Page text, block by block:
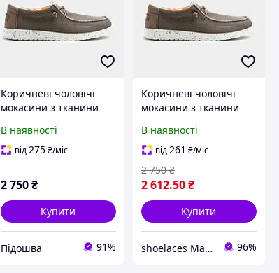
Коричневі чоловічі
мокасини з тканини
В наявності
від275 ₴/міс
2 750 ₴
Купити
Підошва 91%
Коричневі чоловічі
мокасини з тканини
В наявності
від261 ₴/міс
2 612.50₴
2 750 ₴
Купити
shoelaces Магазин одягу і взуття на кожний день 96%